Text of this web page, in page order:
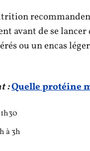
avant de se lancer
ou un encas
:Quelle protéine
à 3h